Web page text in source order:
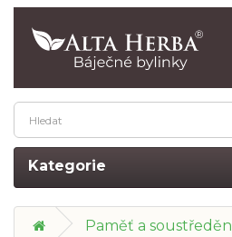
Kategorie
Paměť a